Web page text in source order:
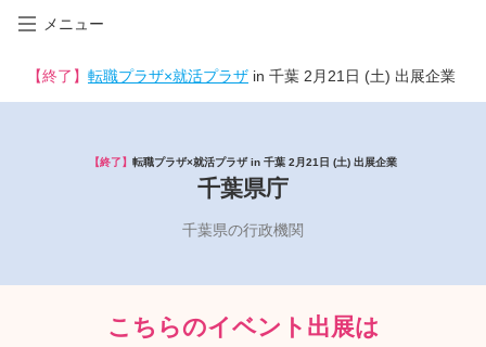
メニュー
【終了】 転職プラザ×就活プラザ in 千葉 2月21日 (土) 出展企業
【終了】 転職プラザ×就活プラザ in 千葉 2月21日 (土) 出展企業
千葉県庁
千葉県の行政機関
こちらのイベント出展は